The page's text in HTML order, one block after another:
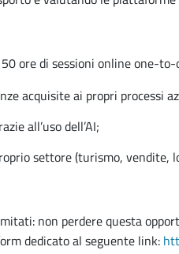
ore di sessioni online one-
acquisite ai propri processi
all’uso dell’AI;
settore (turismo, vendite,
non perdere questa
dedicato al seguente link: